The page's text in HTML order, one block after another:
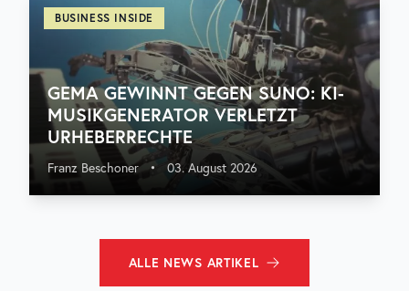
BUSINESS INSIDE
GEMA GEWINNT GEGEN SUNO: KI-
MUSIKGENERATOR VERLETZT
URHEBERRECHTE
Franz Beschoner • 03. August 2026
ALLE NEWS ARTIKEL